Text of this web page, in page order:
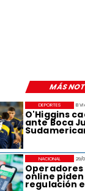
MÁS
El
O'Higgins
ante Boca
DEPORTES
29/
online
regulación
NACIONAL